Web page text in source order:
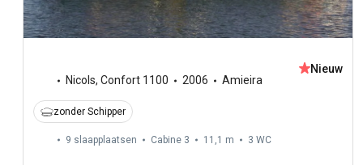
Nicols, Confort 1100 2006 Amieira
Nieuw
zonder Schipper
9 slaapplaatsen Cabine 3 11,1 m 3 WC